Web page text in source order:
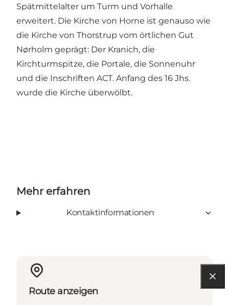
Spätmittelalter um Turm und Vorhalle
erweitert. Die Kirche von Horne ist genauso wie
die Kirche von Thorstrup vom örtlichen Gut
Nørholm geprägt: Der Kranich, die
Kirchturmspitze, die Portale, die Sonnenuhr
und die Inschriften ACT. Anfang des 16 Jhs.
wurde die Kirche überwölbt.
Mehr erfahren
Kontaktinformationen
Route anzeigen